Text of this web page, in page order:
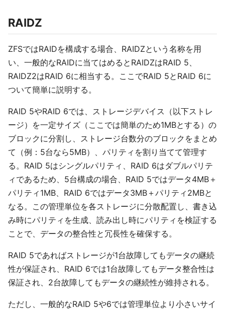
RAIDZ
ZFSではRAIDを構成する場合、RAIDZという名称を用
い、一般的なRAIDに当てはめるとRAIDZはRAID 5、
RAIDZ2はRAID 6に相当する。ここでRAID 5とRAID 6に
ついて簡単に説明する。
RAID 5やRAID 6では、ストレージデバイス（以下ストレ
ージ）を一定サイズ（ここでは簡単のため1MBとする）の
ブロックに分割し、ストレージ台数分のブロックをまとめ
て（例：5台なら5MB）、パリティを割り当てて管理す
る。RAID 5はシングルパリティ、RAID 6はダブルパリテ
ィであるため、5台構成の場合、RAID 5ではデータ4MB＋
パリティ1MB、RAID 6ではデータ3MB＋パリティ2MBと
なる。この管理単位を各ストレージに分散配置し、書き込
み時にパリティを生成、読み出し時にパリティを検証する
ことで、データの整合性と冗長性を確保する。
RAID 5であればストレージが1台故障してもデータの継続
性が保証され、RAID 6では1台故障してもデータ整合性は
保証され、2台故障してもデータの継続性が維持される。
ただし、一般的なRAID 5や6では管理単位より小さいサイ